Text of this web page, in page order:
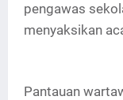
pengawas
menyaksikan
Pantauan